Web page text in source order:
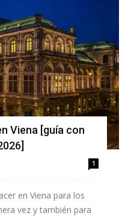
Viena [guía con
1
en Viena para los
vez y también para